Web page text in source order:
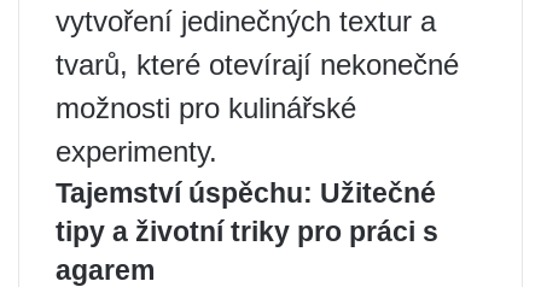
vytvoření jedinečných textur a
tvarů, které otevírají nekonečné
možnosti pro kulinářské
experimenty.
Tajemství úspěchu: Užitečné
tipy a životní triky pro práci s
agarem